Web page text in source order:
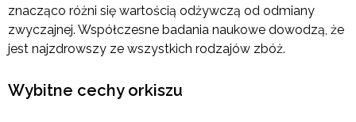
znacząco różni się wartością odżywczą od odmiany
zwyczajnej. Współczesne badania naukowe dowodzą, że
jest najzdrowszy ze wszystkich rodzajów zbóż.
Wybitne cechy orkiszu